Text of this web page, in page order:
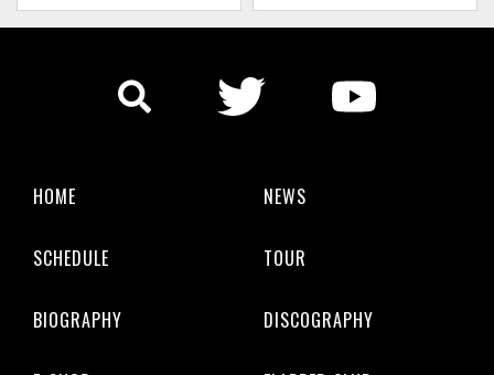
HOME NEWS
SCHEDULE TOUR
BIOGRAPHY DISCOGRAPHY